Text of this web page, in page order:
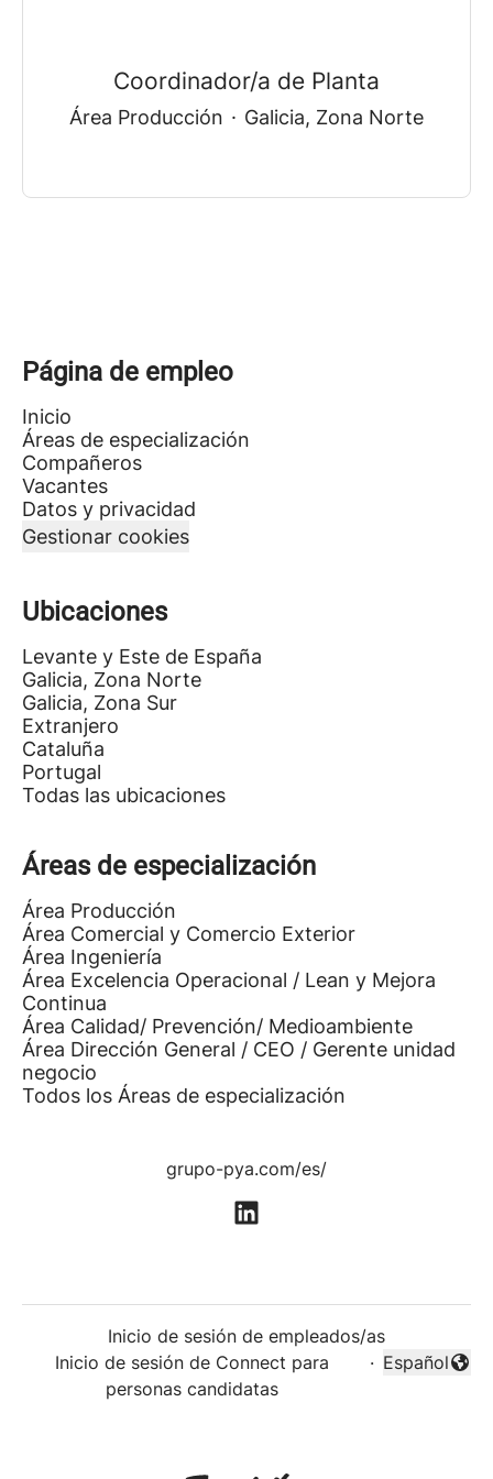
Coordinador/a de Planta
Área Producción · Galicia, Zona Norte
Página de empleo
Inicio
Áreas de especialización
Compañeros
Vacantes
Datos y privacidad
Gestionar cookies
Ubicaciones
Levante y Este de España
Galicia, Zona Norte
Galicia, Zona Sur
Extranjero
Cataluña
Portugal
Todas las ubicaciones
Áreas de especialización
Área Producción
Área Comercial y Comercio Exterior
Área Ingeniería
Área Excelencia Operacional / Lean y Mejora
Continua
Área Calidad/ Prevención/ Medioambiente
Área Dirección General / CEO / Gerente unidad
negocio
Todos los Áreas de especialización
grupo-pya.com/es/
Inicio de sesión de empleados/as
Inicio de sesión de Connect para
personas candidatas
·
Cambiar
Español